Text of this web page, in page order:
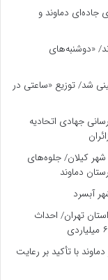
جاده‌ای دماوند و
«دوشنبه‌های
شد/ توزیع «ساعتی در
جهادی اتحادیه
در مسیر ۱۱ کیلومتری شهر کیلان/ جلوه‌های
دماوند
آبسرد
تهران/ احداث
با تأکید بر رعایت